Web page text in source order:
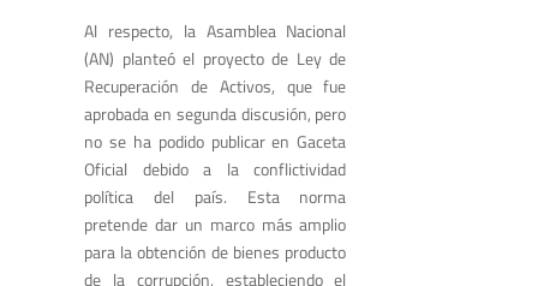
Al respecto, la Asamblea Nacional
(AN) planteó el proyecto de Ley de
Recuperación de Activos, que fue
aprobada en segunda discusión, pero
no se ha podido publicar en Gaceta
Oficial debido a la conflictividad
política del país. Esta norma
pretende dar un marco más amplio
para la obtención de bienes producto
de la corrupción, estableciendo el